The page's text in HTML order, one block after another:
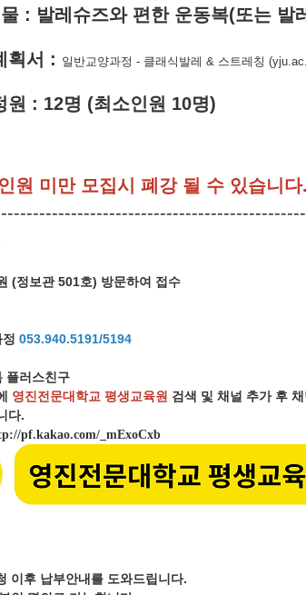
: 발레슈즈와 편한 운동복(또는 발
획서 : 일반교양과정 - 클래식발레 & 스트레칭
원 : 12명 (최소인원 10명)
원 미만 모집시 폐강 될 수 있습니다.
(정보관 501호) 방문하여 접수
053.940.5191/5194
플러스친구
영진전문대학교 평생교육원 검색 및 채널 추가 후
다.
pf.kakao.com/_mExoCxb
이후 납부안내를 도와드립니다.